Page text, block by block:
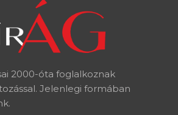
2000-óta foglalkoznak
Jelenlegi formában